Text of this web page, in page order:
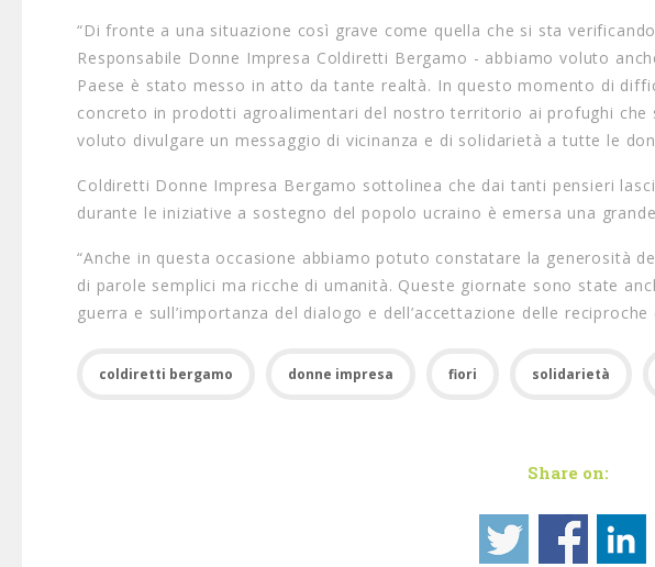
“Di fronte a una situazione così grave come quella che si sta
Responsabile Donne Impresa Coldiretti Bergamo - abbiamo voluto
Paese è stato messo in atto da tante realtà. In questo momento di
concreto in prodotti agroalimentari del nostro territorio ai profughi che
voluto divulgare un messaggio di vicinanza e di solidarietà a tutte le
Coldiretti Donne Impresa Bergamo sottolinea che dai tanti pensieri
durante le iniziative a sostegno del popolo ucraino è emersa una
“Anche in questa occasione abbiamo potuto constatare la generosità
di parole semplici ma ricche di umanità. Queste giornate sono state
guerra e sull’importanza del dialogo e dell’accettazione delle reciproche
coldiretti bergamo donne impresa fiori solidarietà
Share on: